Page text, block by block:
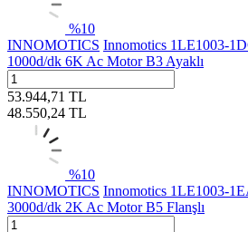
%10
INNOMOTICS Innomotics 1LE1003-
1000d/dk 6K Ac Motor B3 Ayaklı
53.944,71 TL
48.550,24 TL
%10
INNOMOTICS Innomotics 1LE1003-
3000d/dk 2K Ac Motor B5 Flanşlı